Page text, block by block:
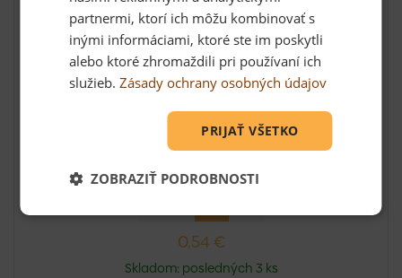
Kľúč imbus predĺžený CrV Festa, 2 mm
0,54 €
Skladom: posledných 3 ks
partnermi, ktorí ich môžu kombinovať s
inými informáciami, ktoré ste im poskytli
alebo ktoré zhromaždili pri používaní ich
služieb.Zásady ochrany osobných údajov
PRIJAŤ VŠETKO
ZOBRAZIŤ PODROBNOSTI